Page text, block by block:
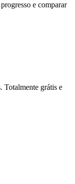
e comparar
Totalmente grátis e